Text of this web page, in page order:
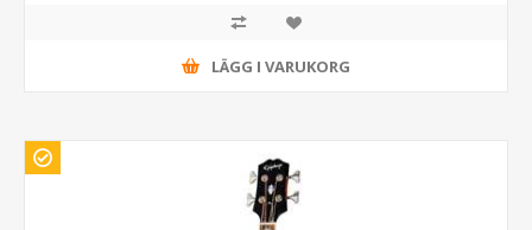
LÄGG I VARUKORG